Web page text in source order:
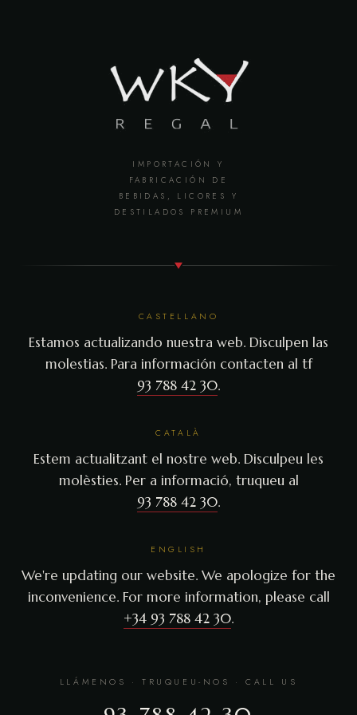
IMPORTACIÓN Y
FABRICACIÓN DE
BEBIDAS, LICORES Y
DESTILADOS PREMIUM
CASTELLANO
Estamos actualizando nuestra web. Disculpen las
molestias. Para información contacten al tf
93 788 42 30.
CATALÀ
Estem actualitzant el nostre web. Disculpeu les
molèsties. Per a informació, truqueu al
93 788 42 30.
ENGLISH
We're updating our website. We apologize for the
inconvenience. For more information, please call
+34 93 788 42 30.
LLÁMENOS · TRUQUEU-NOS · CALL US